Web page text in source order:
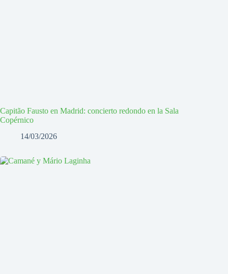
Capitão Fausto en Madrid: concierto redondo en la Sala
Copérnico
14/03/2026